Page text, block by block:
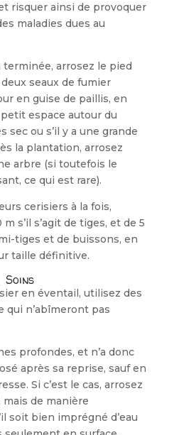
risquer ainsi de provoquer
maladies dues au
terminée, arro­sez le pied
seaux de fumier
en guise de paillis, en
espace autour du
sec ou s’il y a une grande
la plantation, arrosez
arbre (si toutefois le
ce qui est rare).
cerisiers à la fois,
s’il s’agit de tiges, et de 5
tiges et de buissons, en
taille définitive.
Soins
en éventail, utilisez des
qui n’abîmeront pas
profondes, et n’a donc
après sa reprise, sauf en
Si c’est le cas, arrosez
de manière
soit bien imprégné d’eau